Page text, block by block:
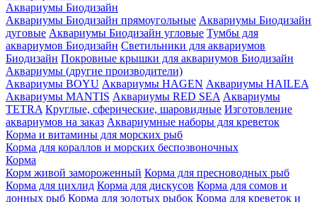
Аквариумы Биодизайн
Аквариумы Биодизайн прямоугольные Аквариумы Биодизайн
дуговые Аквариумы Биодизайн угловые Тумбы для
аквариумов Биодизайн Светильники для аквариумов
Биодизайн Покровные крышки для аквариумов Биодизайн
Аквариумы (другие производители)
Аквариумы BOYU Аквариумы HAGEN Аквариумы HAILEA
Аквариумы MANTIS Аквариумы RED SEA Аквариумы
TETRA Круглые, сферические, шаровидные Изготовление
аквариумов на заказ Аквариумные наборы для креветок
Корма и витамины для морских рыб
Корма для кораллов и морских беспозвоночных
Корма
Корм живой замороженный Корма для пресноводных рыб
Корма для цихлид Корма для дискусов Корма для сомов и
донных рыб Корма для золотых рыбок Корма для креветок и